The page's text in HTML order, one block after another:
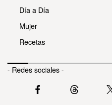
Día a Día
Mujer
Recetas
- Redes sociales -